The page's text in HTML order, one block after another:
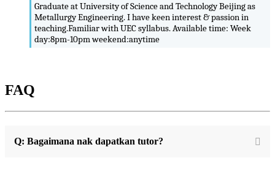
Graduate at University of Science and Technology Beijing as
Metallurgy Engineering. I have keen interest & passion in
teaching.Familiar with UEC syllabus. Available time: Week
day:8pm-10pm weekend:anytime
FAQ
Q: Bagaimana nak dapatkan tutor?